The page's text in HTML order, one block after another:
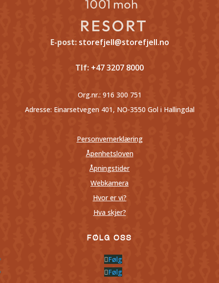
E-post: storefjell@storefjell.no
Tlf: +47 3207 8000
Org.nr.: 916 300 751
Adresse: Einarsetvegen 401, NO-3550 Gol i Hallingdal
Personvernerklæring
Åpenhetsloven
Åpningstider
Webkamera
Hvor er vi?
Hva skjer?
FØLG OSS
Følg
Følg